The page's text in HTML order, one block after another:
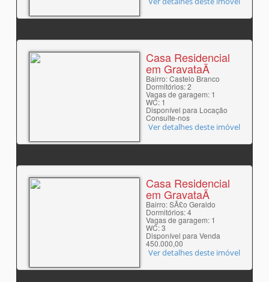
Casa Residencial
em GravataÃ­
Bairro: Castelo Branco
Dormitórios: 2
Vagas de garagem: 1
WC: 1
Disponível para Locação
Consulte-nos
Ver detalhes deste imóvel
Casa Residencial
em GravataÃ­
Bairro: SÃ£o Geraldo
Dormitórios: 4
Vagas de garagem: 1
WC: 3
Disponível para Venda
450.000,00
Ver detalhes deste imóvel